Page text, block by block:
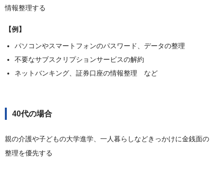
情報整理する
【例】
パソコンやスマートフォンのパスワード、データの整理
不要なサブスクリプションサービスの解約
ネットバンキング、証券口座の情報整理 など
40代の場合
親の介護や子どもの大学進学、一人暮らしなどきっかけに金銭面の
整理を優先する